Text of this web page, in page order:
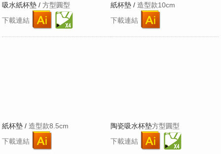
吸水紙杯墊 /方型圓型
下載連結
紙杯墊 / 造型款10cm
下載連結
紙杯墊 /造型款8.5cm
下載連結
陶瓷吸水杯墊方型圓型
下載連結